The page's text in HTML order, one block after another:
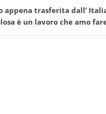
appena trasferita dall’
è un lavoro che amo